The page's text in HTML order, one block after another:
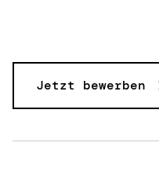
Jetzt bewerben